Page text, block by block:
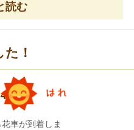
読む
！
にち
車が到着しま